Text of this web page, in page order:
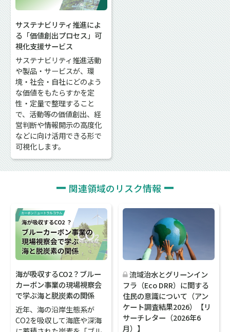
サステナビリティ推進によ
る「価値創出プロセス」可
視化支援サービス
サステナビリティ推進活動
や製品・サービスが、環
境・社会・自社にどのよう
な価値をもたらすかを定
性・定量で整理すること
で、活動等の価値創出、経
営判断や情報開示の高度化
などに向け活用できる形で
可視化します。
関連領域のリスク情報
海が吸収するCO2？ブルー
カーボン事業の現場視察会
で学ぶ海と脱炭素の関係
近年、海の沿岸生態系が
CO2を吸収して海底や深海
流域治水とグリーンイン
フラ（Eco DRR）に関する
住民の意識について（アン
ケート調査結果2026）【リ
サーチレター（2026年6
月）】